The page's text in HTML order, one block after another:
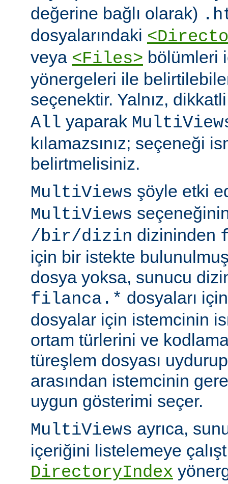
değerine bağlı olarak)
dosyalarındaki
veya <Files> bölümleri
yönergeleri ile
seçenektir. Yalnız,
All yaparak
kılamazsınız; seçeneği
belirtmelisiniz.
MultiViews şöyle etki
MultiViews
/bir/dizin dizininden
için bir istekte
dosya yoksa, sunucu
filanca.* dosyaları
dosyalar için istemcinin
ortam türlerini ve
türeşlem dosyası
arasından istemcinin
uygun gösterimi seçer.
MultiViews ayrıca,
içeriğini listelemeye
DirectoryIndex